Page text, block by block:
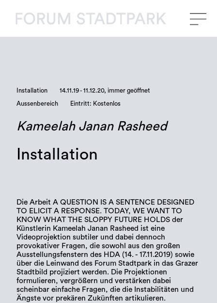
Installation 14.11.19 - 11.12.20, immer geöffnet
Aussenbereich Eintritt: Kostenlos
Kameelah Janan Rasheed
Installation
Die Arbeit A QUESTION IS A SENTENCE DESIGNED
TO ELICIT A RESPONSE. TODAY, WE WANT TO
KNOW WHAT THE SLOPPY FUTURE HOLDS der
Künstlerin Kameelah Janan Rasheed ist eine
Videoprojektion subtiler und dabei dennoch
provokativer Fragen, die sowohl aus den großen
Ausstellungsfenstern des HDA (14. - 17.11.2019) sowie
über die Leinwand des Forum Stadtpark in das Grazer
Stadtbild projiziert werden. Die Projektionen
formulieren, vergrößern und verstärken dabei
scheinbar einfache Fragen, die die Instabilitäten und
Ängste vor prekären Zukünften artikulieren.